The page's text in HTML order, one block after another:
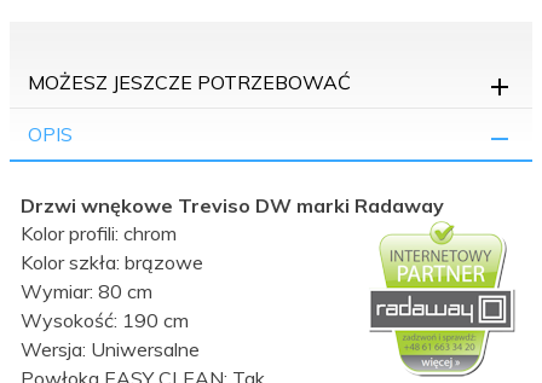
MOŻESZ JESZCZE POTRZEBOWAĆ
OPIS
Drzwi wnękowe Treviso DW marki Radaway
Kolor profili: chrom
Kolor szkła: brązowe
Wymiar: 80 cm
Wysokość: 190 cm
Wersja: Uniwersalne
Powłoka EASY CLEAN: Tak